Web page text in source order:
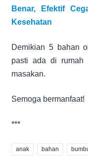
Benar, Efektif
Kesehatan
Demikian 5 bahan
pasti ada di rumah
masakan.
Semoga bermanfaat!
***
anak bahan